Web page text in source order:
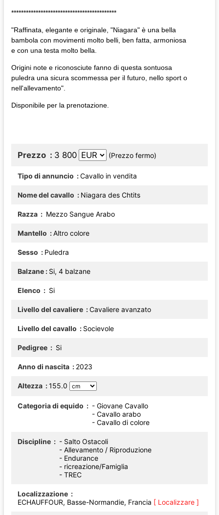
*******************************************
"Raffinata, elegante e originale, "Niagara" è una bella
bambola con movimenti molto belli, ben fatta, armoniosa
e con una testa molto bella.
Origini note e riconosciute fanno di questa sontuosa
puledra una sicura scommessa per il futuro, nello sport o
nell'allevamento".
Disponibile per la prenotazione.
Prezzo 3 800 (Prezzo fermo)
Tipo di annuncio Cavallo in vendita
Nome del cavallo Niagara des Chtits
Razza Mezzo Sangue Arabo
Mantello Altro colore
Sesso Puledra
Balzane Si, 4 balzane
Elenco Si
Livello del cavaliere Cavaliere avanzato
Livello del cavallo Socievole
Pedigree Si
Anno di nascita 2023
Altezza 155.0
Categoria di equido
- Giovane Cavallo
- Cavallo arabo
- Cavallo di colore
Discipline
- Salto Ostacoli
- Allevamento / Riproduzione
- Endurance
- ricreazione/Famiglia
- TREC
Localizzazione
ECHAUFFOUR, Basse-Normandie, Francia [ Localizzare ]